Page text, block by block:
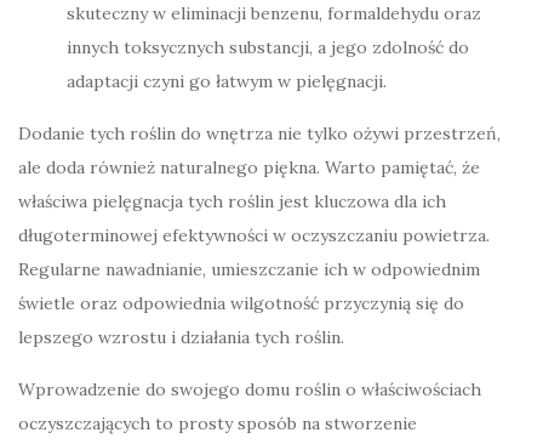
skuteczny w eliminacji benzenu, formaldehydu oraz
innych toksycznych substancji, a jego zdolność do
adaptacji czyni go łatwym w pielęgnacji.
Dodanie tych roślin do wnętrza nie tylko ożywi przestrzeń,
ale doda również naturalnego piękna. Warto pamiętać, że
właściwa pielęgnacja tych roślin jest kluczowa dla ich
długoterminowej efektywności w oczyszczaniu powietrza.
Regularne nawadnianie, umieszczanie ich w odpowiednim
świetle oraz odpowiednia wilgotność przyczynią się do
lepszego wzrostu i działania tych roślin.
Wprowadzenie do swojego domu roślin o właściwościach
oczyszczających to prosty sposób na stworzenie